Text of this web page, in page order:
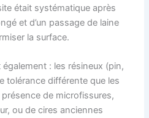
était systématique après
et d’un passage de laine
la surface.
: les résineux (pin,
tolérance différente que les
de microfissures,
ou de cires anciennes